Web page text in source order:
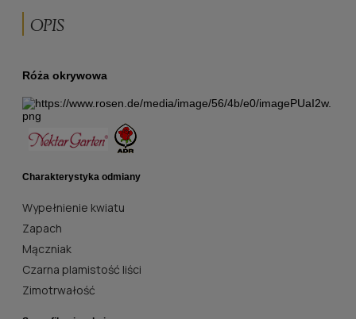
OPIS
Róża okrywowa
Charakterystyka odmiany
Wypełnienie kwiatu
Zapach
Mączniak
Czarna plamistość liści
Zimotrwałość